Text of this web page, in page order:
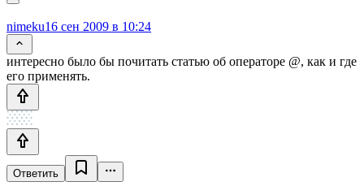
nimeku16 сен 2009 в 10:24
интересно было бы почитать статью об операторе @, как и где
его применять.
Ответить